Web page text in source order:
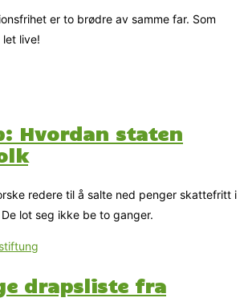
er to brødre av samme far. Som
let live!
Hvordan staten
redere til å salte ned penger skattefritt i
lot seg ikke be to ganger.
drapsliste fra